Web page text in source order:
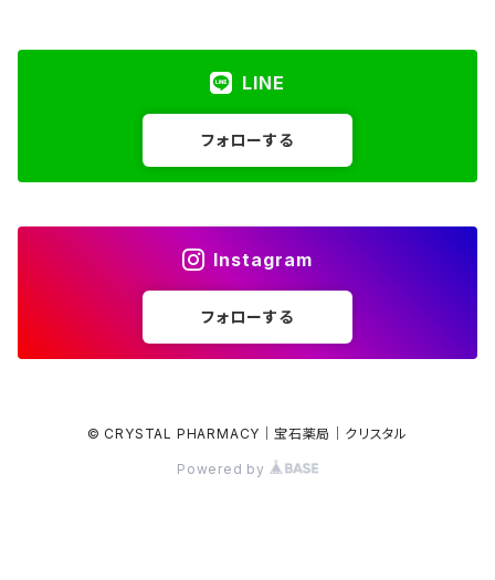
アメグリーン
Spheres スフィア
Freeforms フリーフォーム
LINE
フォローする
Instagram
フォローする
© CRYSTAL PHARMACY｜宝石薬局｜クリスタル
Powered by